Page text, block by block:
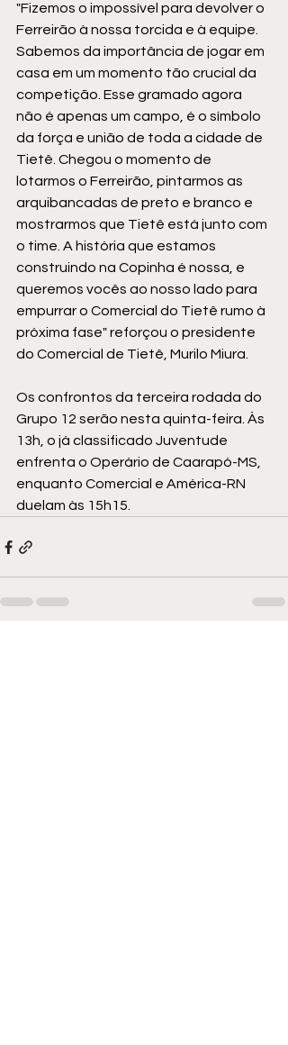
"Fizemos o impossível para devolver o
Ferreirão à nossa torcida e à equipe.
Sabemos da importância de jogar em
casa em um momento tão crucial da
competição. Esse gramado agora
não é apenas um campo, é o símbolo
da força e união de toda a cidade de
Tietê. Chegou o momento de
lotarmos o Ferreirão, pintarmos as
arquibancadas de preto e branco e
mostrarmos que Tietê está junto com
o time. A história que estamos
construindo na Copinha é nossa, e
queremos vocês ao nosso lado para
empurrar o Comercial do Tietê rumo à
próxima fase" reforçou o presidente
do Comercial de Tietê, Murilo Miura.
Os confrontos da terceira rodada do
Grupo 12 serão nesta quinta-feira. Às
13h, o já classificado Juventude
enfrenta o Operário de Caarapó-MS,
enquanto Comercial e América-RN
duelam às 15h15.